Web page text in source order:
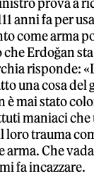
prova a
anni fa per
come arma
Erdoğan
risponde:
una cosa del
è mai stato
maniaci che
loro trauma
arma. Che
fa incazzare.